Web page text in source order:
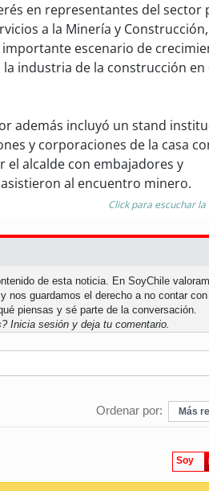
en representantes del sector
a la Minería y
escenario de
industria de la construcción en
además incluyó un stand
y corporaciones de la casa
el alcalde con embajadores y
al encuentro minero.
Click para escuchar
de esta noticia. En SoyChile
nos guardamos el derecho a no contar
piensas y sé parte de la conversación.
Inicia sesión y deja tu comentario.
Ordenar por: Más
Soy